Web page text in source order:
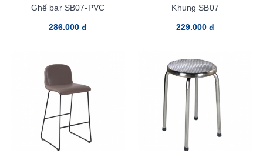
Ghế bar SB07-PVC
286.000 đ
Khung SB07
229.000 đ